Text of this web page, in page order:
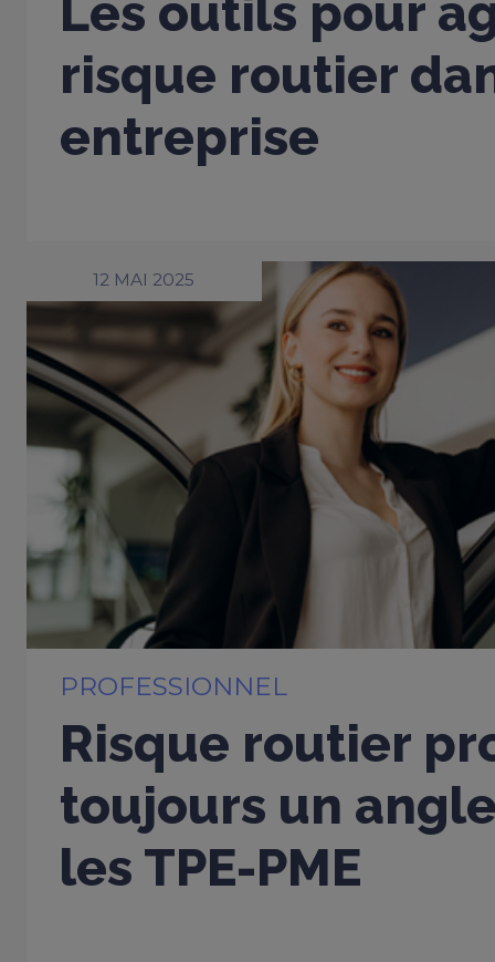
Les outils pour
risque routier
entreprise
12 MAI 2025
PROFESSIONNEL
Risque routier
toujours un
les TPE-PME